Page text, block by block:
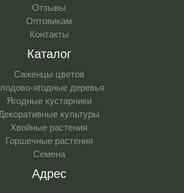
Отзывы
Оптовикам
Контакты
Каталог
Саженцы цветов
ягодные деревья
Ягодные кустарники
культуры
Хвойные растения
Горшечные растения
Семена
Адрес